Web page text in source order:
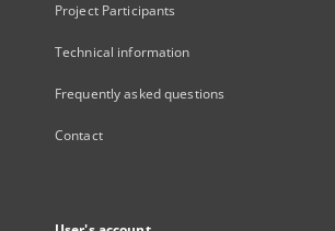
Project Participants
Technical information
Frequently asked questions
Contact